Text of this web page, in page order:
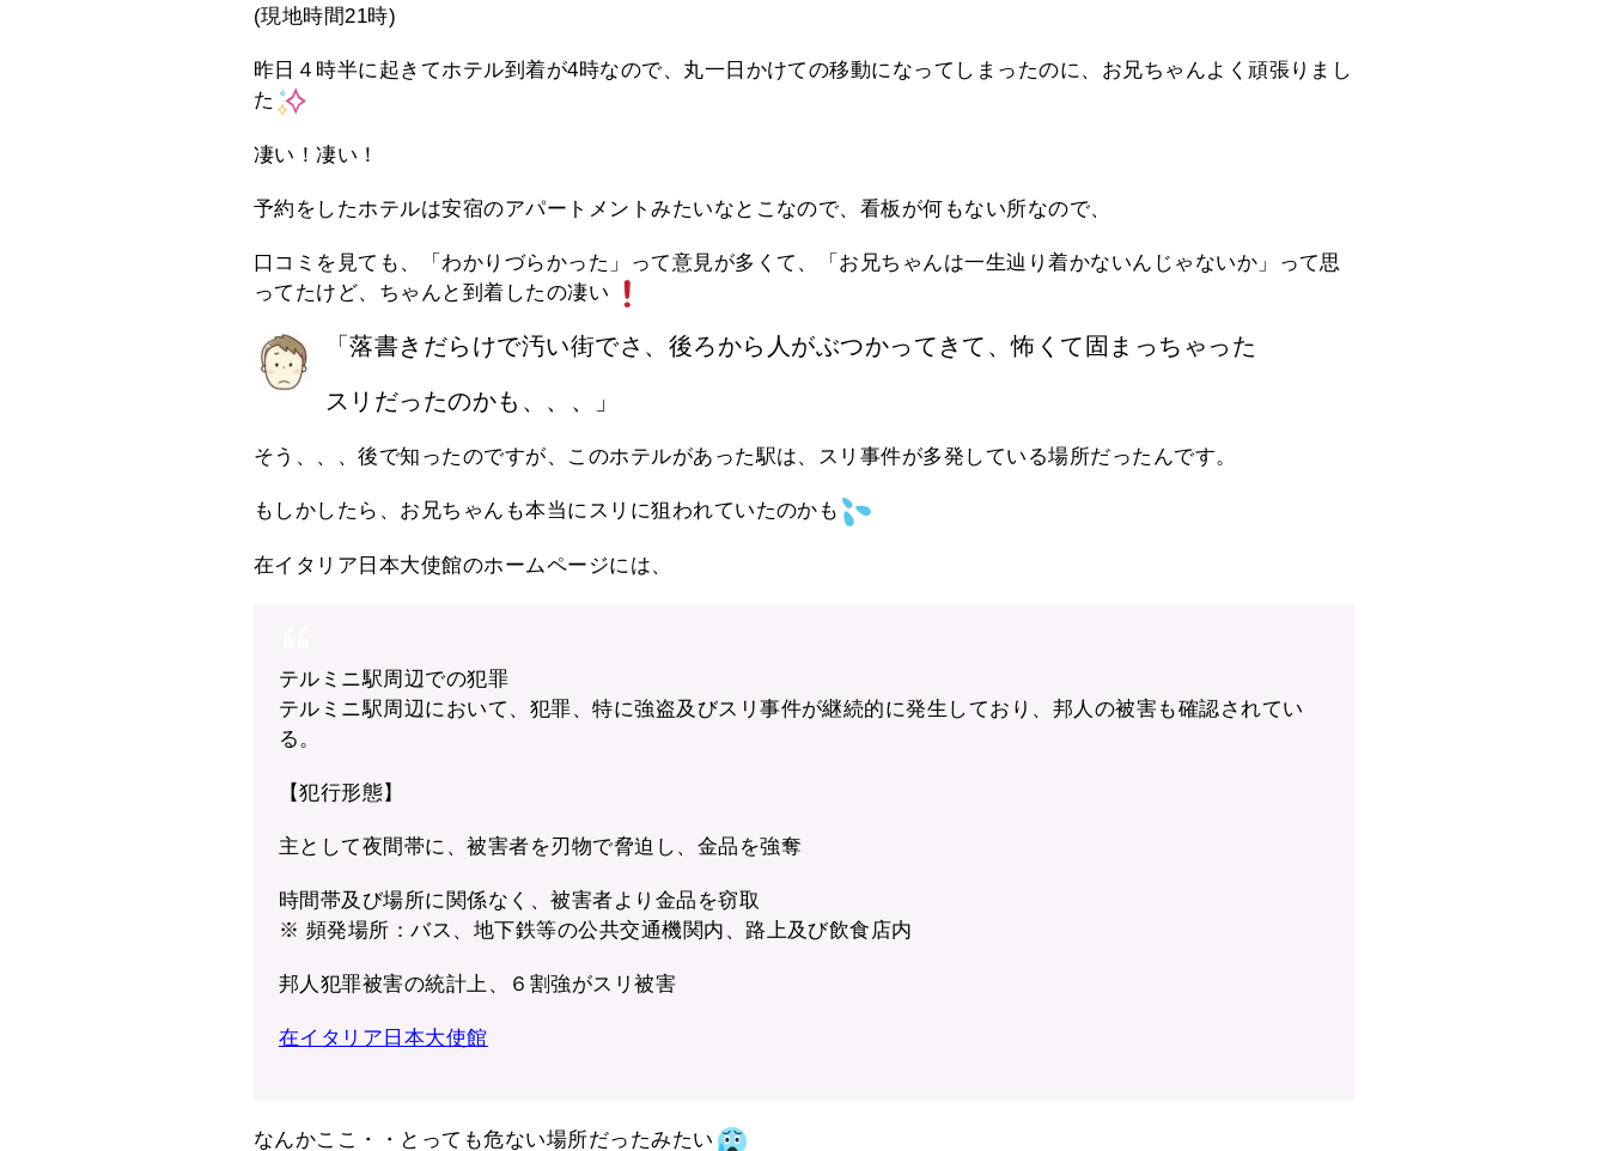
(現地時間21時)
昨日４時半に起きてホテル到着が4時なので、丸一日かけての移動になってしまったのに、お兄ちゃんよく頑張りまし
た
凄い！凄い！
予約をしたホテルは安宿のアパートメントみたいなとこなので、看板が何もない所なので、
口コミを見ても、「わかりづらかった」って意見が多くて、「お兄ちゃんは一生辿り着かないんじゃないか」って思
ってたけど、ちゃんと到着したの凄い
「落書きだらけで汚い街でさ、 後ろから人がぶつかってきて、怖くて固まっちゃった
スリだったのかも、、、」
そう、、、後で知ったのですが、このホテルがあった駅は、スリ事件が多発している場所だったんです。
もしかしたら、お兄ちゃんも本当にスリに狙われていたのかも
在イタリア日本大使館のホームページには、
テルミニ駅周辺での犯罪
テルミニ駅周辺において、犯罪、特に強盗及びスリ事件が継続的に発生しており、邦人の被害も確認されてい
る。
【犯行形態】
主として夜間帯に、被害者を刃物で脅迫し、金品を強奪
時間帯及び場所に関係なく、被害者より金品を窃取
※ 頻発場所：バス、地下鉄等の公共交通機関内、路上及び飲食店内
邦人犯罪被害の統計上、６割強がスリ被害
在イタリア日本大使館
なんかここ・・とっても危ない場所だったみたい